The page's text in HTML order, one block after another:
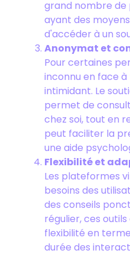
grand nombre de
ayant des
d'accéder à un
Anonymat et
Pour certaines
inconnu en face
intimidant. Le
permet de
chez soi, tout en
peut faciliter la
une aide
Flexibilité et
Les plateformes
besoins des
des conseils
régulier, ces
flexibilité en
durée des